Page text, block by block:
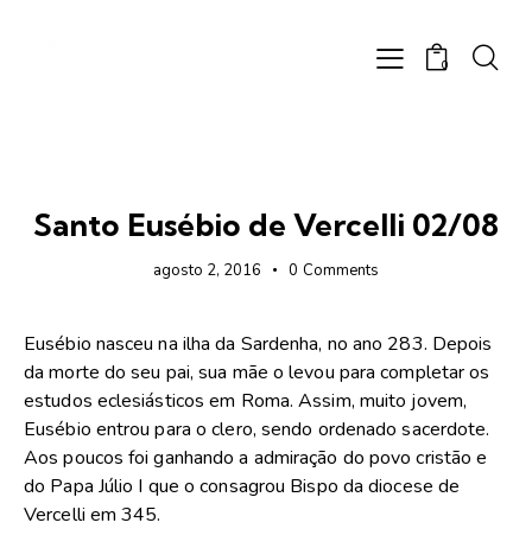
0
Santo Eusébio de Vercelli 02/08
agosto 2, 2016 0 Comments
Eusébio nasceu na ilha da Sardenha, no ano 283. Depois
da morte do seu pai, sua mãe o levou para completar os
estudos eclesiásticos em Roma. Assim, muito jovem,
Eusébio entrou para o clero, sendo ordenado sacerdote.
Aos poucos foi ganhando a admiração do povo cristão e
do Papa Júlio I que o consagrou Bispo da diocese de
Vercelli em 345.